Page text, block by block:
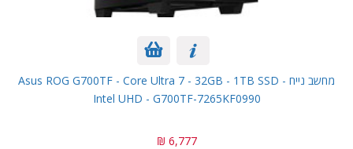
מחשב נייח Asus ROG G700TF - Core Ultra 7 - 32GB - 1TB SSD -
Intel UHD - G700TF-7265KF0990
6,777 ₪